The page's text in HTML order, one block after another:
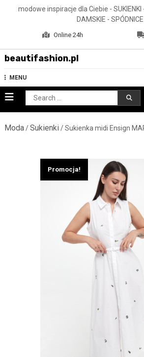
modowe inspiracje dla Ciebie - SUKIENKI
DAMSKIE - SPÓDNICE
Online 24h
beautifashion.pl
MENU
Search
for:
Moda/Sukienki/ Sukienka midi Ensign
Promocja!